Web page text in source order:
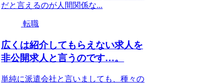
だと言えるのが人間関係な...
転職
広くは紹介してもらえない求人を
非公開求人と言うのです…。
単純に派遣会社と言いましても、種々の